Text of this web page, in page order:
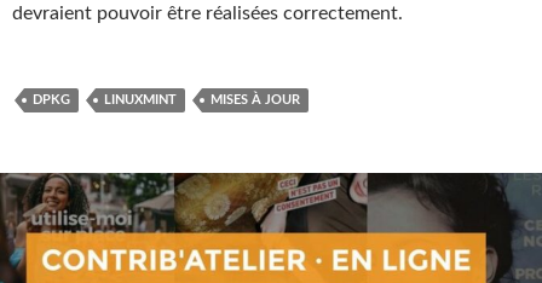
devraient pouvoir être réalisées correctement.
DPKG LINUXMINT MISES À JOUR